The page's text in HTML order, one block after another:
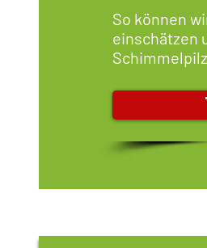
So können
einschätzen